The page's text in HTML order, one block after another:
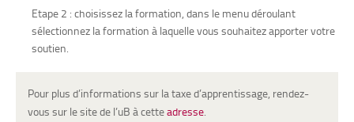
Etape 2 : choisissez la formation, dans le menu déroulant
sélectionnez la formation à laquelle vous souhaitez apporter votre
soutien.
Pour plus d’informations sur la taxe d’apprentissage, rendez-
vous sur le site de l’uB à cetteadresse.